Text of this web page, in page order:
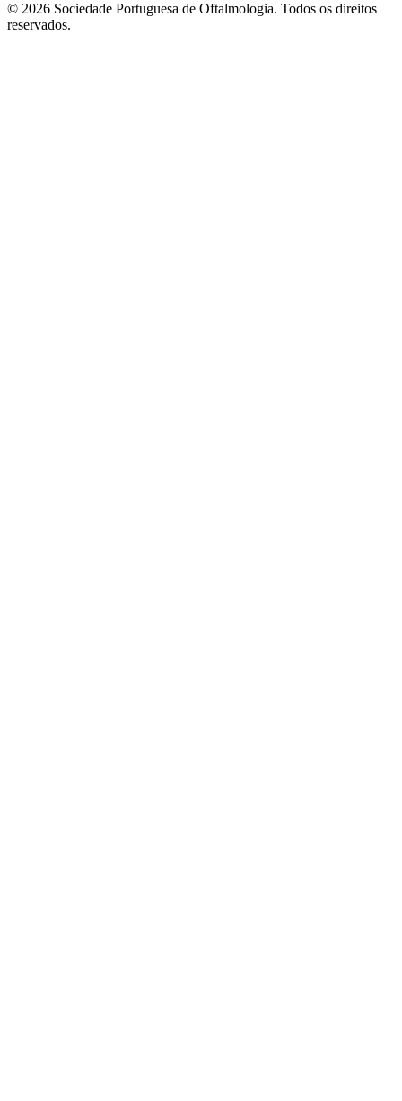
© 2026 Sociedade Portuguesa de Oftalmologia. Todos os direitos
reservados.